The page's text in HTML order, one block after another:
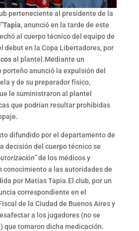
perteneciente al presidente de la
Tapia, anunció en la tarde de este
al cuerpo técnico del equipo de
debut en la Copa Libertadores, por
al plantel.Mediante un
porteño anunció la expulsión del
y de su preparador físico,
le suministraron al plantel
que podrían resultar prohibidas
difundido por el departamento de
decisión del cuerpo técnico se
de los médicos y
conocimiento a las autoridades de
por Matías Tapia.El club, por un
correspondiente en el
de la Ciudad de Buenos Aires y
a los jugadores (no se
que tomaron dicha medicación.